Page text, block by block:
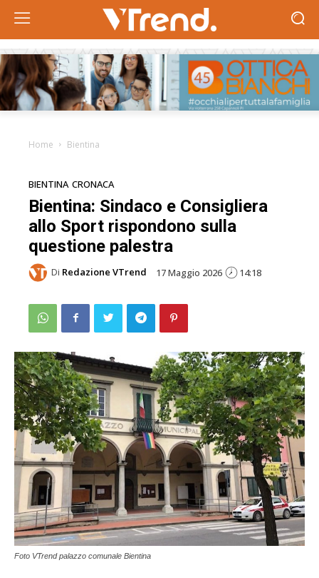
Home Bientina
BIENTINA CRONACA
Bientina: Sindaco e Consigliera
allo Sport rispondono sulla
questione palestra
Di Redazione VTrend 17 Maggio 2026 14:18
Foto VTrend palazzo comunale Bientina